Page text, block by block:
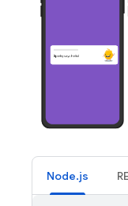
Node.js